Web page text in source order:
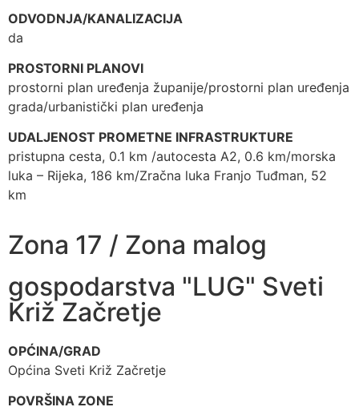
ODVODNJA/KANALIZACIJA
da
PROSTORNI PLANOVI
prostorni plan uređenja županije/prostorni plan uređenja
grada/urbanistički plan uređenja
UDALJENOST PROMETNE INFRASTRUKTURE
pristupna cesta, 0.1 km /autocesta A2, 0.6 km/morska
luka – Rijeka, 186 km/Zračna luka Franjo Tuđman, 52
km
Zona 17 / Zona malog
gospodarstva "LUG" Sveti
Križ Začretje
OPĆINA/GRAD
Općina Sveti Križ Začretje
POVRŠINA ZONE